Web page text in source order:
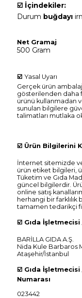
☑️ İçindekiler:
Durum buğdayı
Net Gramaj
500 Gram
☑️ Yasal Uyarı
Gerçek ürün
gösterilenden daha
ürünü kullanmadan
sunulan bilgilere
talimatları mutlaka
☑️ Ürün Bilgilerini
İnternet sitemizde
ürün etiket bilgileri,
Tüketim ve Gıda
güncel bilgilerdir.
online satış
herhangi bir farklılık
tamamen tedarikçi
☑️ Gıda İşletmecisi
BARİLLA GIDA A.Ş.
Nida Kule Barbaros
Ataşehir/İstanbul
☑️ Gıda İşletmecisi
Numarası
023442